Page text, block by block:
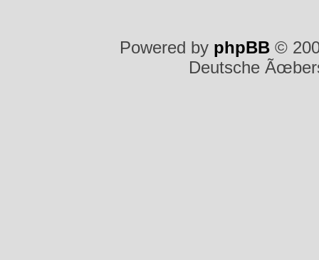
Powered by phpBB ©
Deutsche